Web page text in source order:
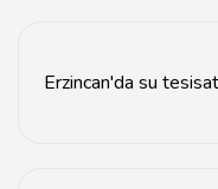
Erzincan'da su